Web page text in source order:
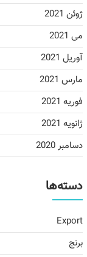
ژوئن 2021
می 2021
آوریل 2021
مارس 2021
فوریه 2021
ژانویه 2021
دسامبر 2020
دسته‌ها
Export
برنج